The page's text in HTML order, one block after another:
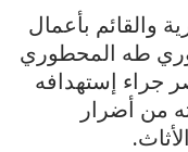
والقائم بأعمال
طه المحطوري
جراء إستهدافه
من أضرار